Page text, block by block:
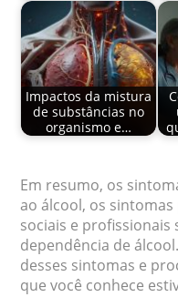
Impactos da mistura
de substâncias no
organismo e…
Em resumo, os
ao álcool, os
sociais e profissionais
dependência de
desses sintomas e
que você conhece